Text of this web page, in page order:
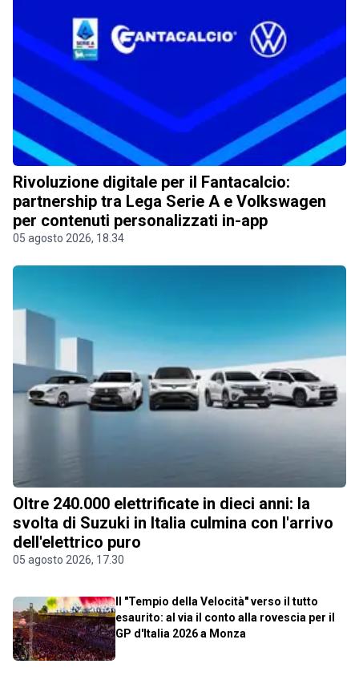
Rivoluzione digitale per il Fantacalcio:
partnership tra Lega Serie A e Volkswagen
per contenuti personalizzati in-app
05 agosto 2026, 18.34
Oltre 240.000 elettrificate in dieci anni: la
svolta di Suzuki in Italia culmina con l'arrivo
dell'elettrico puro
05 agosto 2026, 17.30
Il "Tempio della Velocità" verso il tutto
esaurito: al via il conto alla rovescia per il
GP d'Italia 2026 a Monza